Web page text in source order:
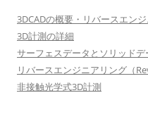
ー
シ
ョ
ン
3DCADの概要・リバースエン
3D計測の詳細
サーフェスデータとソリッドデ
リバースエンジニアリング（
非接触光学式3D計測